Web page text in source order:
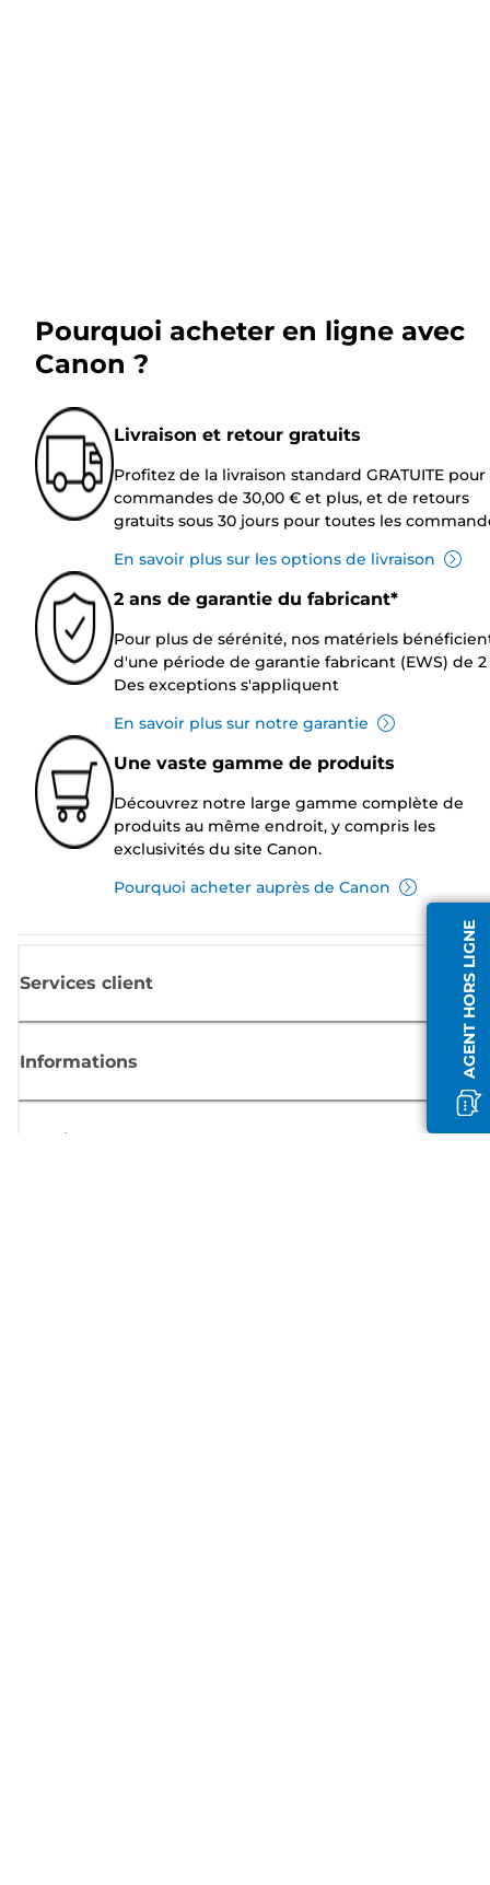
AGENT HORS LIGNE
Pourquoi acheter en ligne avec
Canon ?
Livraison et retour gratuits
Profitez de la livraison standard GRATUITE pour
commandes de 30,00 € et plus, et de retours
gratuits sous 30 jours pour toutes les
En savoir plus sur les options de livraison
2 ans de garantie du fabricant*
Pour plus de sérénité, nos matériels
d'une période de garantie fabricant (EWS) de 2
Des exceptions s'appliquent
En savoir plus sur notre garantie
Une vaste gamme de produits
Découvrez notre large gamme complète de
produits au même endroit, y compris les
exclusivités du site Canon.
Pourquoi acheter auprès de Canon
Services client
Informations
Boutique